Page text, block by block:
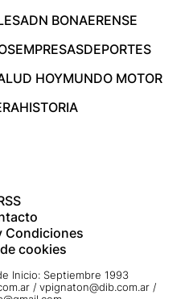
ADN BONAERENSE
EMPRESASDEPORTES
HOYMUNDO MOTOR
HISTORIA
Condiciones
cookies
Inicio: Septiembre 1993
/ vpignaton@dib.com.ar /